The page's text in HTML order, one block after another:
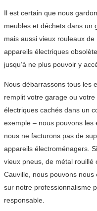
Il est certain que nous
meubles et déchets dans un
mais aussi vieux rouleaux
appareils électriques
jusqu’à ne plus pouvoir y
Nous débarrassons tous les
remplit votre garage ou
électriques cachés dans un
exemple – nous pouvons les
nous ne facturons pas de
appareils électroménagers.
vieux pneus, de métal
Cauville, nous pouvons
sur notre professionnalisme
responsable.